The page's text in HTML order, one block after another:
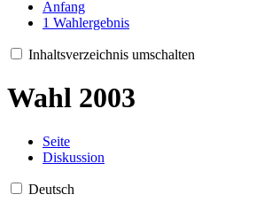
Anfang
1 Wahlergebnis
Inhaltsverzeichnis umschalten
Wahl 2003
Seite
Diskussion
Deutsch